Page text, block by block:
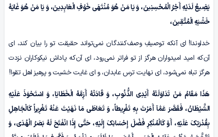
یَضِیعُ لَدَیْهِ أَجْرُ الْمُحْسِنِینَ،‏ وَ یَا مَنْ هُوَ مُنْتَهَى خَوْفِ الْعَابِدِینَ، وَ یَا مَنْ هُوَ غَایَهُ
خَشْیَهِ الْمُتَّقِینَ،
خداوندا! ای آنکه توصیفِ وصف‌کنندگان نمی‌تواند حقیقت تو را بیان کند، ای
آن‌که امید امیدواران هرگز از تو فراتر نمی‌رود، ای آن‌که پاداش نیکوکاران نزدت
هرگز تباه نمی‌شود، ای نهایت ترس عابدان، و ای غایت خشیت و پرهیز اهل تقوا!
هَذَا مَقَامُ مَنْ تَدَاوَلَتْهُ أَیْدِی الذُّنُوبِ، وَ قَادَتْهُ أَزِمَّهُ الْخَطَایَا، وَ اسْتَحْوَذَ عَلَیْهِ
الشَّیْطَانُ، فَقَصَّرَ عَمّٰآأَمَرْتَ بِهِ تَفْرِیطاً، وَ تَعَاطَى مَا نَهَیْتَ عَنْهُ تَغْرِیراً کَالْجَاهِلِ
بِقُدْرَتِکَ عَلَیْهِ، أَوْ کَالْمُنْکِرِ فَضْلَ إِحْسَانِکَ إِلَیْهِ، حَتَّى إِذَا انْفَتَحَ لَهُ بَصَرُ الْهُدَى، وَ